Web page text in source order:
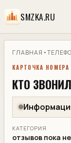
SMZKA.RU
ГЛАВНАЯ •
КАРТОЧКА НОМЕРА
КТО
КАТЕГОРИЯ
отзывов пока